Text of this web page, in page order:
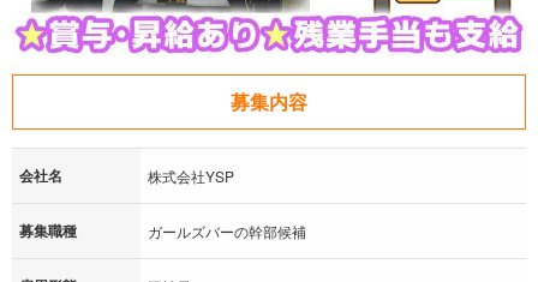
募集内容
会社名 株式会社YSP
募集職種 ガールズバーの幹部候補